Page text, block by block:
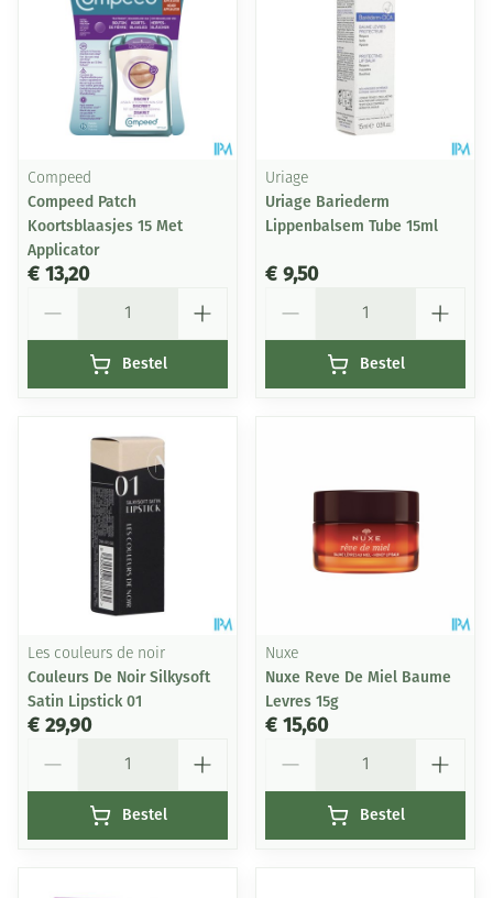
Compeed
Compeed Patch
Koortsblaasjes 15 Met
Applicator
€ 13,20
Bestel
Uriage
Uriage Bariederm
Lippenbalsem Tube 15ml
€ 9,50
Bestel
Les couleurs de noir
Couleurs De Noir Silkysoft
Satin Lipstick 01
€ 29,90
Bestel
Nuxe
Nuxe Reve De Miel Baume
Levres 15g
€ 15,60
Bestel